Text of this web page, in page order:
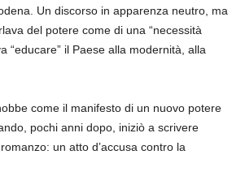
Un discorso in apparenza neutro, ma
del potere come di una “necessità
“educare” il Paese alla modernità, alla
come il manifesto di un nuovo potere
pochi anni dopo, iniziò a scrivere
un atto d’accusa contro la